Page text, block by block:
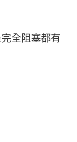
全阻塞都有